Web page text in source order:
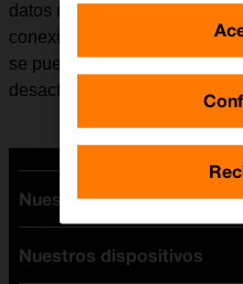
datos móviles. Haciendo
conexión con internet a
se puede utilizar Wi-Fi
desactivados.
Nuestras tarifas
Tarifas Orange
Nuestros dispositivos